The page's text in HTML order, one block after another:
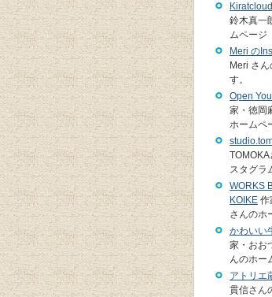
鈴木真一
ムページ
Meri の
Meri さ
す。
Open
家・徳岡
ホームペ
スタグラ
WORKS
KOIKE 作
さんのホ
かわいい
家・おお
んのホー
アトリエ
貫信さん